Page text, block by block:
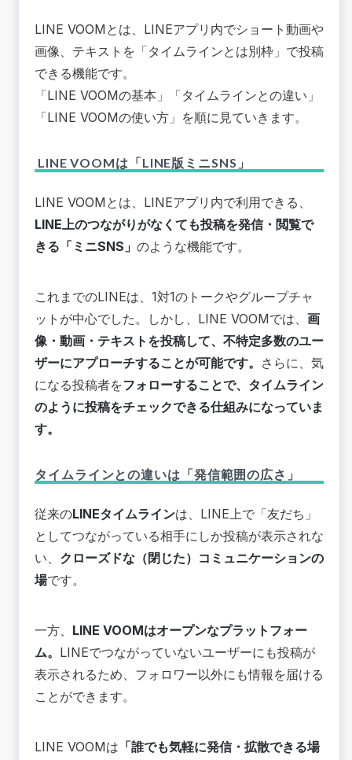
🔴LINE VOOM運用の注意点
成果が出るまでには時間がかかる
コメントや炎上のリスク管理が必要
🟢LINE VOOMの活用事例4選
①日本郵便
③ゾゾタウン
💡LINE VOOMに関するよくある質問（FAQ)
Q1 : フォローすると相手に通知がいきますか？
Q2 : 予約投稿はできますか？
Q4 : LINE VOOMから友だち追加できますか？
Q5 : 特定の人だけに見えるように投稿できます
か？
💡LINEマーケティングなら「クウゼン
（KUZEN）」がおすすめ
📚まとめ
LINE VOOMとは、LINEアプリ内でショート動画や
画像、テキストを「タイムラインとは別枠」で投稿
できる機能です。
「LINE VOOMの基本」「タイムラインとの違い」
「LINE VOOMの使い方」を順に見ていきます。
LINE VOOMは「LINE版ミニSNS」
LINE VOOMとは、LINEアプリ内で利用できる、
LINE上のつながりがなくても投稿を発信・閲覧で
きる「ミニSNS」 のような機能です。
これまでのLINEは、1対1のトークやグループチャ
ットが中心でした。しかし、LINE VOOMでは、 画
像・動画・テキストを投稿して、不特定多数のユー
ザーにアプローチすることが可能です。 さらに、気
になる投稿者をフォローすることで、タイムライン
のように投稿をチェックできる仕組みになっていま
す。
タイムラインとの違いは「発信範囲の広さ」
従来のLINEタイムラインは、LINE上で「友だち」
としてつながっている相手にしか投稿が表示されな
い、 クローズドな（閉じた）コミュニケーションの
場です。
一方、 LINE VOOMはオープンなプラットフォー
ム。 LINEでつながっていないユーザーにも投稿が
表示されるため、フォロワー以外にも情報を届ける
ことができます。
LINE VOOMは 「誰でも気軽に発信・拡散できる場